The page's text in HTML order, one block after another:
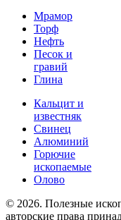
Мрамор
Торф
Нефть
Песок и
гравий
Глина
Кальцит и
известняк
Свинец
Алюминий
Горючие
ископаемые
Олово
© 2026. Полезные
авторские права